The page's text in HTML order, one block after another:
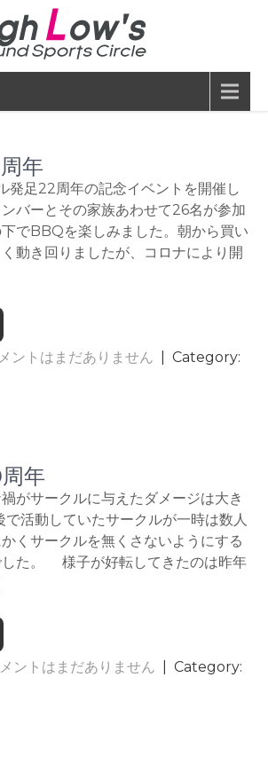
年
発足22周年の記念イベントを開催し
バーとその家族あわせて26名が参加
でBBQを楽しみました。朝から買い
動き回りましたが、コロナにより開
ントはまだありません
| Category:
年
がサークルに与えたダメージは大き
で活動していたサークルが一時は数人
くサークルを無くさないようにする
した。 様子が好転してきたのは昨年
ントはまだありません
| Category: